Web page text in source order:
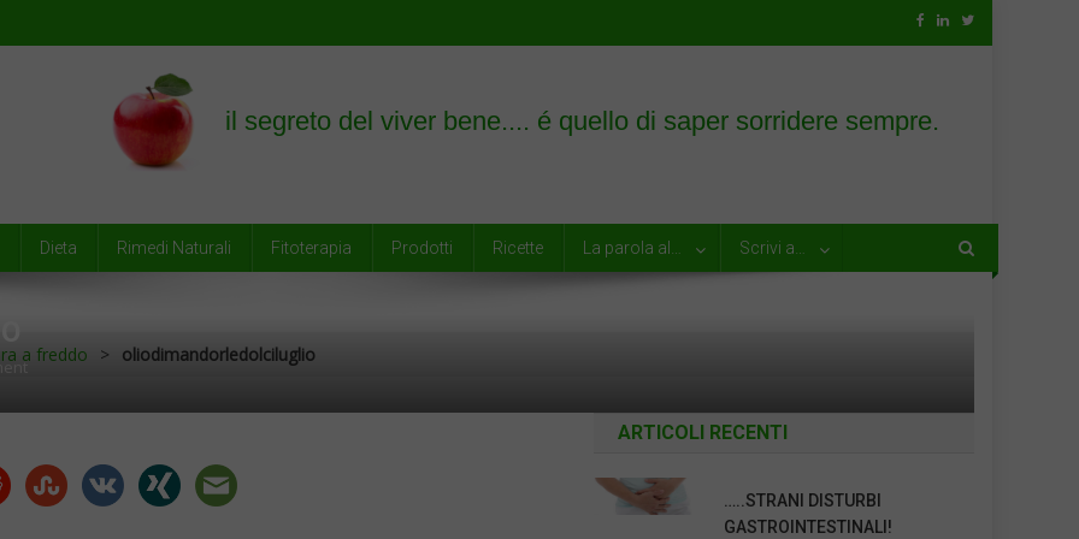
Dieta Rimedi Naturali Fitoterapia Prodotti Ricette La parola al… Scrivi a…
a freddo > oliodimandorledolciluglio
On
ARTICOLI RECENTI
…..STRANI DISTURBI
GASTROINTESTINALI!